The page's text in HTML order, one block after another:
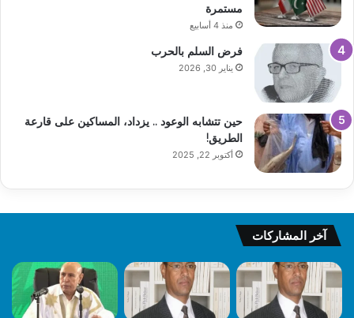
مستمرة
منذ 4 أسابيع
فرض السلم بالحرب
يناير 30, 2026
حين تتشابه الوعود .. يزداد، المساكين على قارعة
الطريق!
أكتوبر 22, 2025
آخر المشاركات